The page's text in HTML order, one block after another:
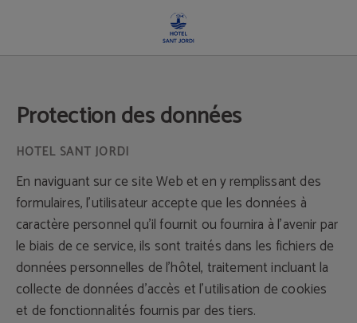
Protection des données
En naviguant sur ce site Web et en y remplissant des
formulaires, l'utilisateur accepte que les données à
caractère personnel qu’il fournit ou fournira à l'avenir par
le biais de ce service, ils sont traités dans les fichiers de
données personnelles de l'hôtel, traitement incluant la
collecte de données d'accès et l'utilisation de cookies
et de fonctionnalités fournis par des tiers.